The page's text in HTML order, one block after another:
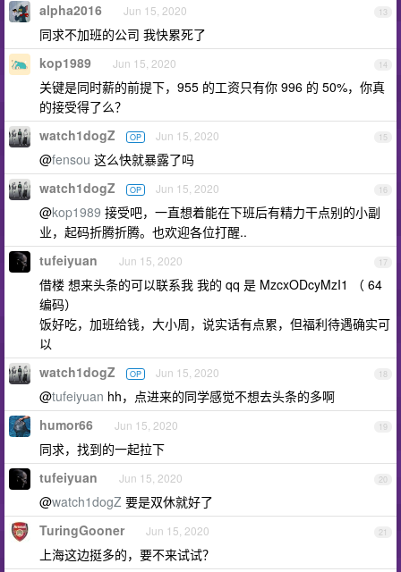
13
alpha2016 Jun 15, 2020
同求不加班的公司 我快累死了
14
kop1989 Jun 15, 2020
关键是同时薪的前提下，955 的工资只有你 996 的 50%，你真
的接受得了么？
15
watch1dogZ OP Jun 15, 2020
@fensou 这么快就暴露了吗
16
watch1dogZ OP Jun 15, 2020
@kop1989 接受吧，一直想着能在下班后有精力干点别的小副
业，起码折腾折腾。也欢迎各位打醒..
17
tufeiyuan Jun 15, 2020
借楼 想来头条的可以联系我 我的 qq 是 MzcxODcyMzI1 （ 64
编码）
饭好吃，加班给钱，大小周，说实话有点累，但福利待遇确实可
以
18
watch1dogZ OP Jun 15, 2020
@tufeiyuan hh，点进来的同学感觉不想去头条的多啊
19
humor66 Jun 15, 2020
同求，找到的一起拉下
20
tufeiyuan Jun 15, 2020
@watch1dogZ 要是双休就好了
21
TuringGooner Jun 15, 2020
上海这边挺多的，要不来试试？